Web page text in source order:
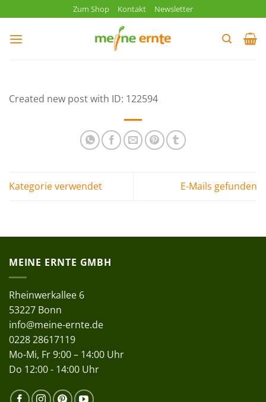
Inhalt
springen
Zum Shop Kontakt Newsletter
Created new post with ID: 122594
Kategorie verwendet E-Mails gefunden
MEINE ERNTE GMBH
Rheinwerkallee 6
53227 Bonn
info@meine-ernte.de
0228 28617119
Mo-Mi, Fr 9:00 – 14:00 Uhr
Do 12:00 - 14:00 Uhr